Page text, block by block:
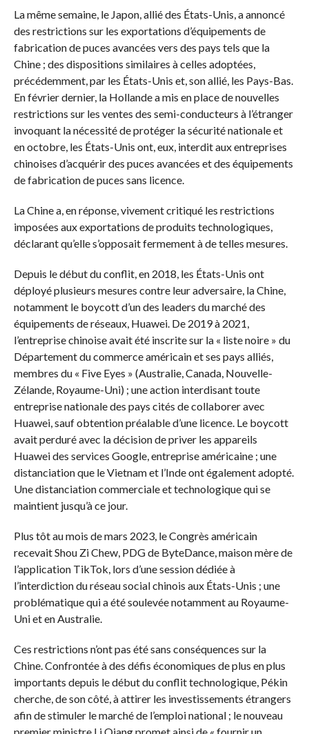
La même semaine, le Japon, allié des États-Unis, a annoncé
des restrictions sur les exportations d’équipements de
fabrication de puces avancées vers des pays tels que la
Chine ; des dispositions similaires à celles adoptées,
précédemment, par les États-Unis et, son allié, les Pays-Bas.
En février dernier, la Hollande a mis en place de nouvelles
restrictions sur les ventes des semi-conducteurs à l’étranger
invoquant la nécessité de protéger la sécurité nationale et
en octobre, les États-Unis ont, eux, interdit aux entreprises
chinoises d’acquérir des puces avancées et des équipements
de fabrication de puces sans licence.
La Chine a, en réponse, vivement critiqué les restrictions
imposées aux exportations de produits technologiques,
déclarant qu’elle s’opposait fermement à de telles mesures.
Depuis le début du conflit, en 2018, les États-Unis ont
déployé plusieurs mesures contre leur adversaire, la Chine,
notamment le boycott d’un des leaders du marché des
équipements de réseaux, Huawei. De 2019 à 2021,
l’entreprise chinoise avait été inscrite sur la « liste noire » du
Département du commerce américain et ses pays alliés,
membres du « Five Eyes » (Australie, Canada, Nouvelle-
Zélande, Royaume-Uni) ; une action interdisant toute
entreprise nationale des pays cités de collaborer avec
Huawei, sauf obtention préalable d’une licence. Le boycott
avait perduré avec la décision de priver les appareils
Huawei des services Google, entreprise américaine ; une
distanciation que le Vietnam et l’Inde ont également adopté.
Une distanciation commerciale et technologique qui se
maintient jusqu’à ce jour.
Plus tôt au mois de mars 2023, le Congrès américain
recevait Shou Zi Chew, PDG de ByteDance, maison mère de
l’application TikTok, lors d’une session dédiée à
l’interdiction du réseau social chinois aux États-Unis ; une
problématique qui a été soulevée notamment au Royaume-
Uni et en Australie.
Ces restrictions n’ont pas été sans conséquences sur la
Chine. Confrontée à des défis économiques de plus en plus
importants depuis le début du conflit technologique, Pékin
cherche, de son côté, à attirer les investissements étrangers
afin de stimuler le marché de l’emploi national ; le nouveau